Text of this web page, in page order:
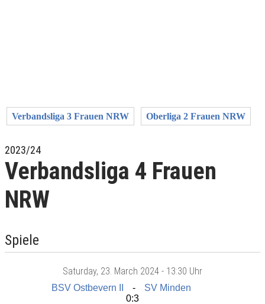
Verbandsliga 3 Frauen NRW Oberliga 2 Frauen NRW
2023/24
Verbandsliga 4 Frauen
NRW
Spiele
Saturday, 23. March 2024 - 13:30 Uhr
BSV Ostbevern II
SV Minden
0:3